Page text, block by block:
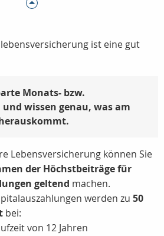
ist eine gut
Monats- bzw.
wissen genau, was am
Lebensversicherung können Sie
der Höchstbeiträge für
geltend machen.
werden zu 50
bei:
von 12 Jahren